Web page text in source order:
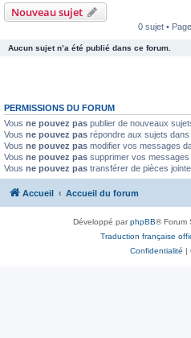
Nouveau sujet
0 sujet • Page
Aucun sujet n’a été publié dans ce forum.
PERMISSIONS DU FORUM
Vous ne pouvez pas publier de nouveaux
Vous ne pouvez pas répondre aux sujets
Vous ne pouvez pas modifier vos messages
Vous ne pouvez pas supprimer vos
Vous ne pouvez pas transférer de pièces
Accueil Accueil du forum
Développé parphpBB® Forum
Traduction française
Confidentialité |